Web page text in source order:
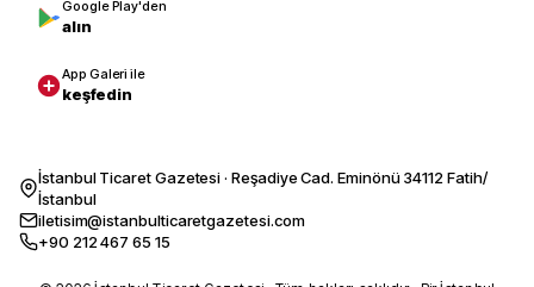
Google Play'den
alın
App Galeri ile
keşfedin
İstanbul Ticaret Gazetesi · Reşadiye Cad. Eminönü 34112 Fatih/
İstanbul
iletisim@istanbulticaretgazetesi.com
+90 212 467 65 15